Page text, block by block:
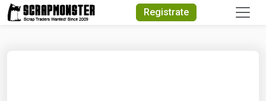
Registrate
Quick Search